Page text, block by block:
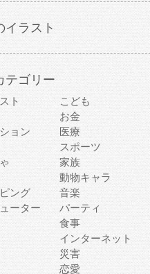
イラスト
テゴリー
ト こども
お金
ョン
医療
スポーツ
家族
動物キャラ
ング
音楽
ーター
パーティ
食事
インターネット
災害
恋愛